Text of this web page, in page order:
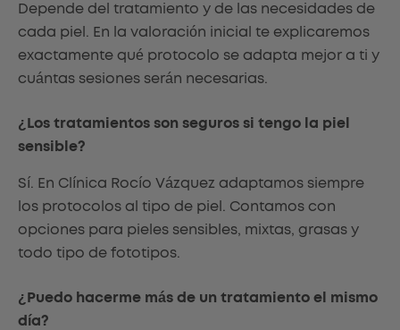
Depende del tratamiento y de las necesidades de
cada piel. En la valoración inicial te explicaremos
exactamente qué protocolo se adapta mejor a ti y
cuántas sesiones serán necesarias.
¿Los tratamientos son seguros si tengo la piel
sensible?
Sí. En Clínica Rocío Vázquez adaptamos siempre
los protocolos al tipo de piel. Contamos con
opciones para pieles sensibles, mixtas, grasas y
todo tipo de fototipos.
¿Puedo hacerme más de un tratamiento el mismo
día?